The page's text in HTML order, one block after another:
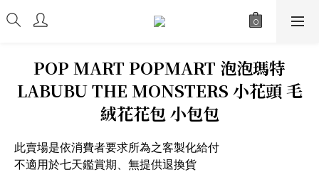
POP MART POPMART 泡泡瑪特
LABUBU THE MONSTERS 小花頭 毛
絨花花包 小包包
此賣場是依消費者要求所為之客製化給付
不適用於七天鑑賞期、無提供退換貨